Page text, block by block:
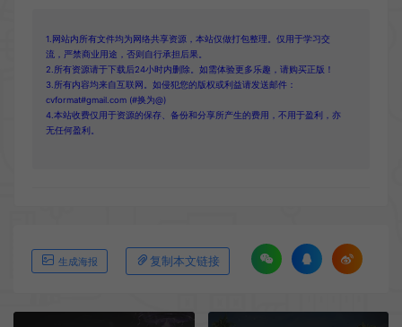
1.网站内所有文件均为网络共享资源，本站仅做打包整理。仅用于学习交
流，严禁商业用途，否则自行承担后果。
2.所有资源请于下载后24小时内删除。如需体验更多乐趣，请购买正版！
3.所有内容均来自互联网。如侵犯您的版权或利益请发送邮件：
cvformat#gmail.com (#换为@)
4.本站收费仅用于资源的保存、备份和分享所产生的费用，不用于盈利，亦
无任何盈利。
生成海报 复制本文链接